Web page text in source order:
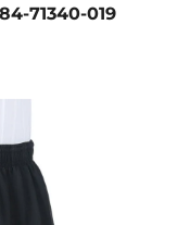
71340-019